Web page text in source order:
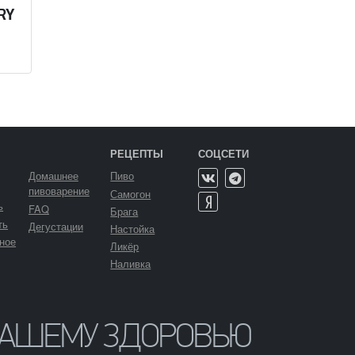
Домашнее
пивоварение
FAQ
Дегустации
РЕЦЕПТЫ
Пиво
Самогон
Брага
Настойка
Ликёр
Наливка
СОЦСЕТИ
ЗДОРОВЬЮ